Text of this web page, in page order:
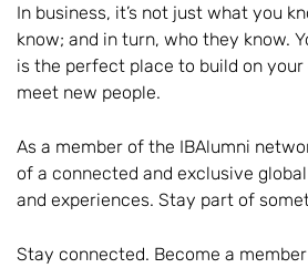
In business, it’s not just what you
know; and in turn, who they know.
is the perfect place to build on
meet new people.
As a member of the IBAlumni
of a connected and exclusive
and experiences. Stay part of
Stay connected. Become a